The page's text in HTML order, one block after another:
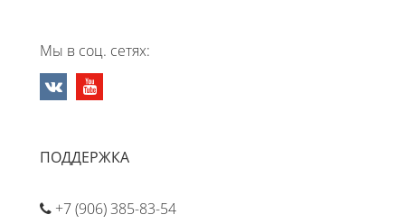
Мы в соц. сетях:
ПОДДЕРЖКА
+7 (906) 385-83-54